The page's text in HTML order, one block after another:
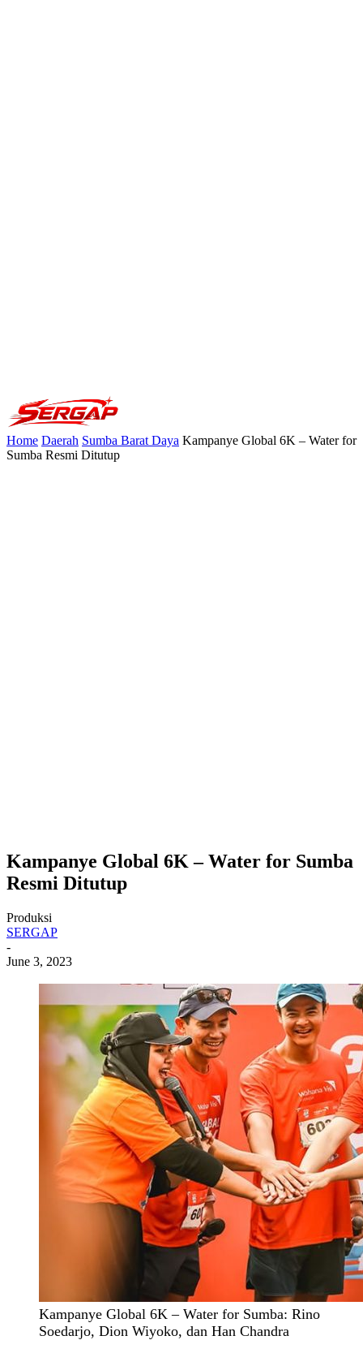
Home Daerah Sumba Barat Daya Kampanye Global 6K – Water for
Sumba Resmi Ditutup
Kampanye Global 6K – Water for Sumba
Resmi Ditutup
Produksi
SERGAP
-
June 3, 2023
Kampanye Global 6K – Water for Sumba: Rino
Soedarjo, Dion Wiyoko, dan Han Chandra